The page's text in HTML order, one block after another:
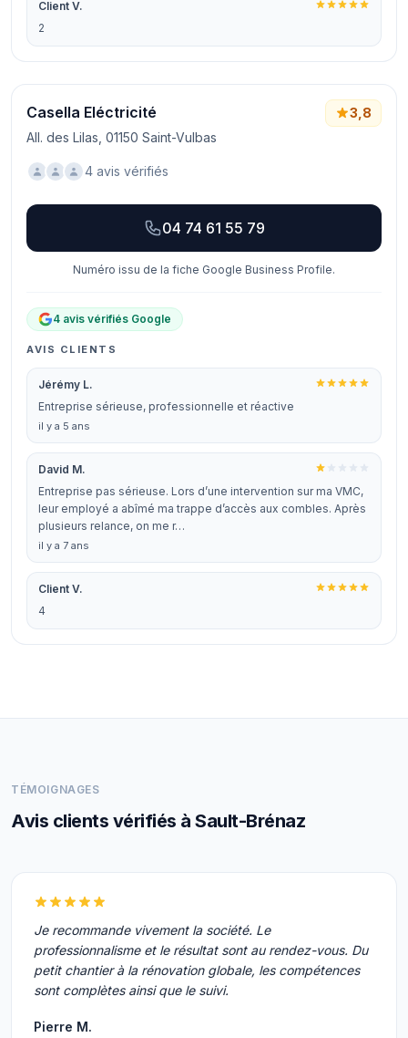
Client V.
2
Casella Eléctricité
All. des Lilas, 01150 Saint-Vulbas
3,8
4 avis vérifiés
04 74 61 55 79
Numéro issu de la fiche Google Business Profile.
4 avis vérifiés Google
AVIS CLIENTS
Jérémy L.
Entreprise sérieuse, professionnelle et réactive
il y a 5 ans
David M.
Entreprise pas sérieuse. Lors d’une intervention sur ma VMC,
leur employé a abîmé ma trappe d’accès aux combles. Après
plusieurs relance, on me r…
il y a 7 ans
Client V.
4
TÉMOIGNAGES
Avis clients vérifiés à Sault-Brénaz
Je recommande vivement la société. Le
professionnalisme et le résultat sont au rendez-vous. Du
petit chantier à la rénovation globale, les compétences
sont complètes ainsi que le suivi.
Pierre M.